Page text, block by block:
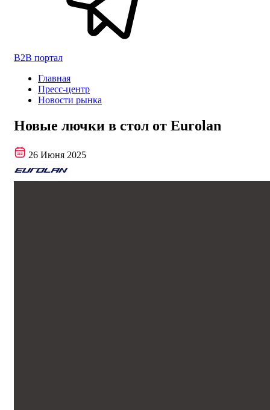
B2B портал
Главная
Пресс-центр
Новости рынка
Новые лючки в стол от Eurolan
26 Июня 2025